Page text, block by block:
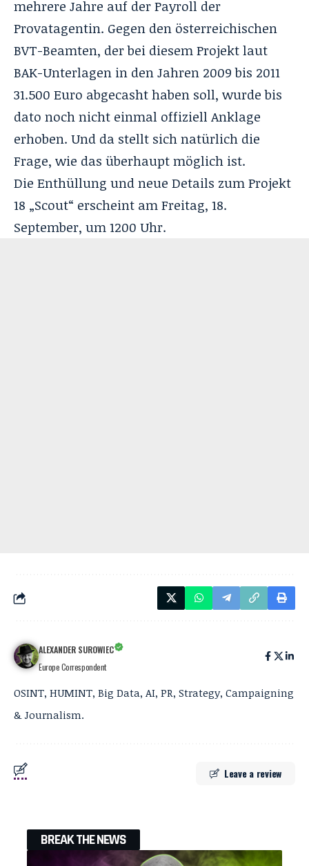
mehrere Jahre auf der Payroll der
Provatagentin. Gegen den österreichischen
BVT-Beamten, der bei diesem Projekt laut
BAK-Unterlagen in den Jahren 2009 bis 2011
31.500 Euro abgecasht haben soll, wurde bis
dato noch nicht einmal offiziell Anklage
erhoben. Und da stellt sich natürlich die
Frage, wie das überhaupt möglich ist.
Die Enthüllung und neue Details zum Projekt
18 „Scout“ erscheint am Freitag, 18.
September, um 1200 Uhr.
ALEXANDER SUROWIEC
Europe Correspondent
OSINT, HUMINT, Big Data, AI, PR, Strategy, Campaigning
& Journalism.
Leave a review
BREAK THE NEWS